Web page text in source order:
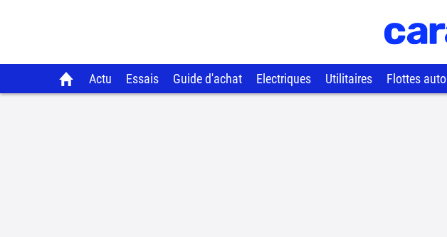
Actu Essais Guide d'achat Electriques Utilitaires Flottes auto